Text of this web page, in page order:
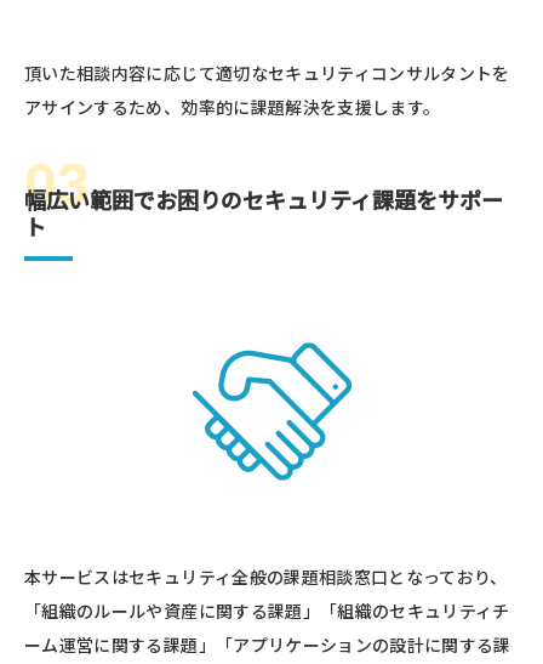
頂いた相談内容に応じて適切なセキュリティコンサルタントを
アサインするため、効率的に課題解決を支援します。
03
幅広い範囲でお困りのセキュリティ課題をサポー
ト
本サービスはセキュリティ全般の課題相談窓口となっており、
「組織のルールや資産に関する課題」「組織のセキュリティチ
ーム運営に関する課題」「アプリケーションの設計に関する課